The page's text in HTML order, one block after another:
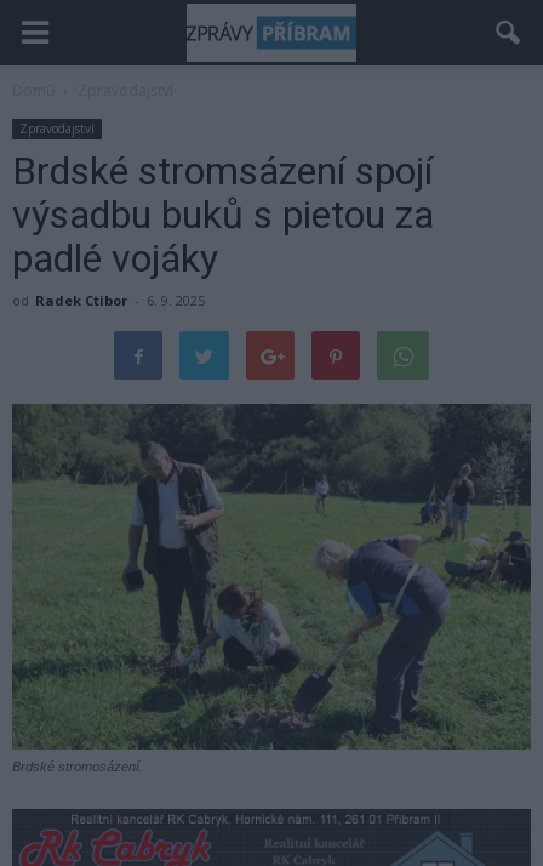
Zpravodajství
Brdské stromsázení spojí
výsadbu buků s pietou za
padlé vojáky
od Radek Ctibor - 6. 9. 2025
Brdské stromosázení.